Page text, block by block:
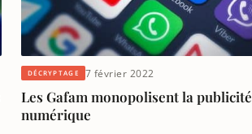
DÉCRYPTAGE 7 février 2022
Les Gafam monopolisent la publicité
numérique